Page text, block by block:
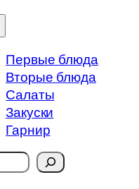
Первые блюда
Вторые блюда
Салаты
Закуски
Гарнир